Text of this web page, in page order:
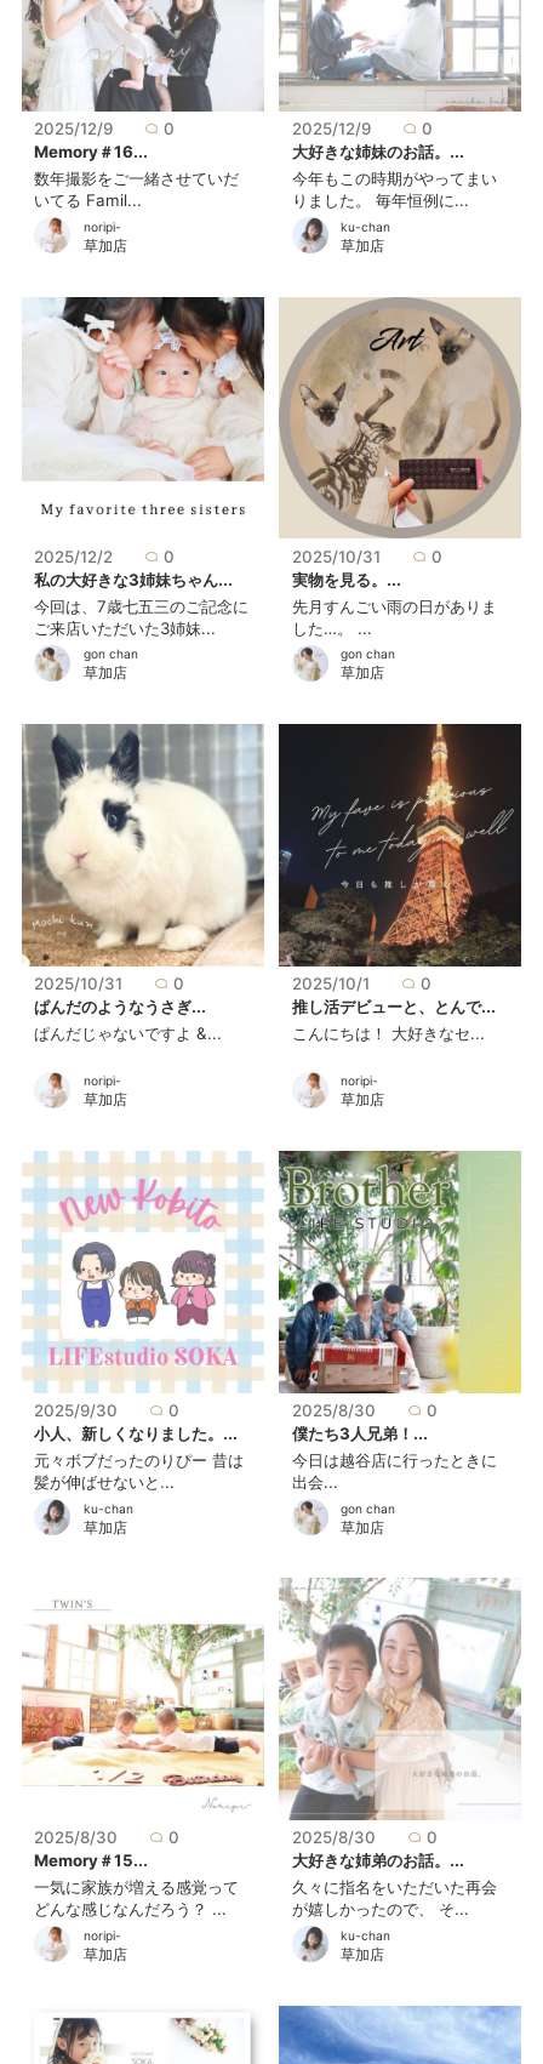
2025/12/9
0
Memory＃16...
数年撮影をご一緒させていだ
いてる Famil...
noripi-
草加店
2025/12/9
0
大好きな姉妹のお話。...
今年もこの時期がやってまい
りました。 毎年恒例に...
ku-chan
草加店
2025/12/2
0
私の大好きな3姉妹ちゃん...
今回は、7歳七五三のご記念に
ご来店いただいた3姉妹...
gon chan
草加店
2025/10/31
0
実物を見る。...
先月すんごい雨の日がありま
した…。 ...
gon chan
草加店
2025/10/31
0
ぱんだのようなうさぎ...
ぱんだじゃないですよ &...
noripi-
草加店
2025/10/1
0
推し活デビューと、とんで...
こんにちは！ 大好きなセ...
noripi-
草加店
2025/9/30
0
小人、新しくなりました。...
元々ボブだったのりぴー 昔は
髪が伸ばせないと...
ku-chan
草加店
2025/8/30
0
僕たち3人兄弟！...
今日は越谷店に行ったときに
出会...
gon chan
草加店
2025/8/30
0
Memory＃15...
一気に家族が増える感覚って
どんな感じなんだろう？ ...
noripi-
草加店
2025/8/30
0
大好きな姉弟のお話。...
久々に指名をいただいた再会
が嬉しかったので、 そ...
ku-chan
草加店